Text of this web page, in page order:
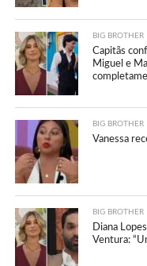
BIG BROTHER
Capitãs
Miguel e
BIG BROTHER
Vanessa
BIG BROTHER
Diana
Ventura: